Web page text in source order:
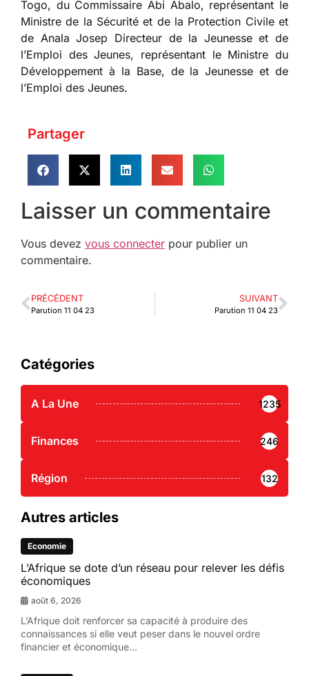
Togo, du Commissaire Abi Abalo, représentant le
Ministre de la Sécurité et de la Protection Civile et
de Anala Josep Directeur de la Jeunesse et de
l’Emploi des Jeunes, représentant le Ministre du
Développement à la Base, de la Jeunesse et de
l’Emploi des Jeunes.
Partager
Laisser un commentaire
Vous devez vous connecter pour publier un
commentaire.
PRÉCÉDENT
Parution 11 04 23
SUIVANT
Parution 11 04 23
Catégories
A La Une 1235
Finances 246
Région 132
Autres articles
Economie
L’Afrique se dote d’un réseau pour relever les défis
économiques
août 6, 2026
L’Afrique doit renforcer sa capacité à produire des
connaissances si elle veut peser dans le nouvel ordre
financier et économique...